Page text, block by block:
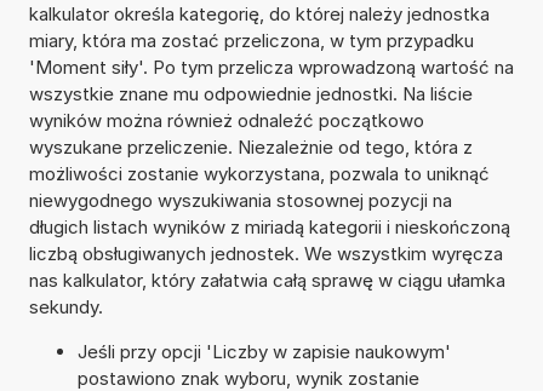
kalkulator określa kategorię, do której należy jednostka
miary, która ma zostać przeliczona, w tym przypadku
'Moment siły'. Po tym przelicza wprowadzoną wartość na
wszystkie znane mu odpowiednie jednostki. Na liście
wyników można również odnaleźć początkowo
wyszukane przeliczenie. Niezależnie od tego, która z
możliwości zostanie wykorzystana, pozwala to uniknąć
niewygodnego wyszukiwania stosownej pozycji na
długich listach wyników z miriadą kategorii i nieskończoną
liczbą obsługiwanych jednostek. We wszystkim wyręcza
nas kalkulator, który załatwia całą sprawę w ciągu ułamka
sekundy.
Jeśli przy opcji 'Liczby w zapisie naukowym'
postawiono znak wyboru, wynik zostanie